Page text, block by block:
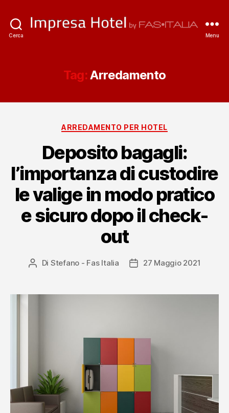
Cerca Menu
Tag:Arredamento
Categorie
ARREDAMENTO PER HOTEL
Deposito bagagli:
l’importanza di custodire
le valige in modo pratico
e sicuro dopo il check-
out
Autore
Di Stefano - Fas Italia
Data27 Maggio 2021